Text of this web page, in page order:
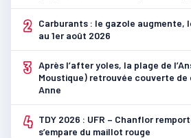
2
Carburants : le gazole augmente,
au 1er août 2026
3 Après l’after yoles, la plage de
Moustique) retrouvée couverte
Anne
4 TDY 2026 : UFR – Chanflor
s’empare du maillot rouge